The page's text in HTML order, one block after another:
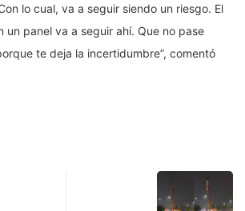
lo cual, va a seguir siendo un riesgo. El
un panel va a seguir ahí. Que no pase
te deja la incertidumbre”, comentó